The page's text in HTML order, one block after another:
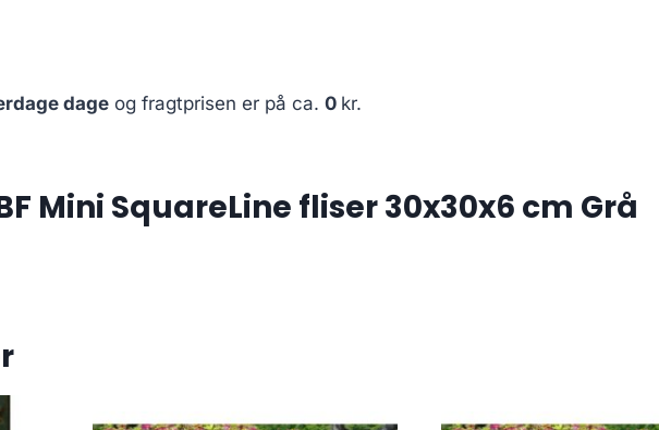
dage og fragtprisen er på ca. 0 kr.
Mini SquareLine fliser 30x30x6 cm Grå